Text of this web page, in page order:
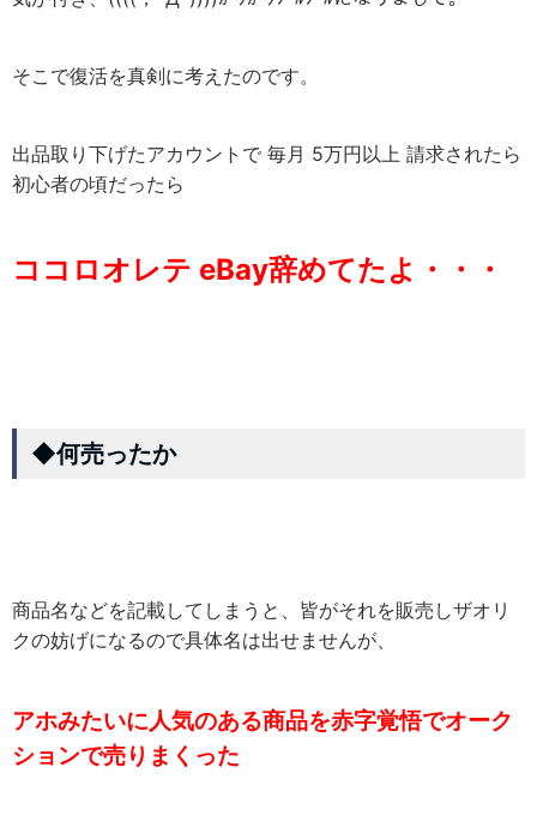
そこで復活を真剣に考えたのです。
出品取り下げたアカウントで 毎月 5万円以上 請求されたら
初心者の頃だったら
ココロオレテ eBay辞めてたよ・・・
◆何売ったか
商品名などを記載してしまうと、皆がそれを販売しザオリ
クの妨げになるので具体名は出せませんが、
アホみたいに人気のある商品を赤字覚悟でオーク
ションで売りまくった